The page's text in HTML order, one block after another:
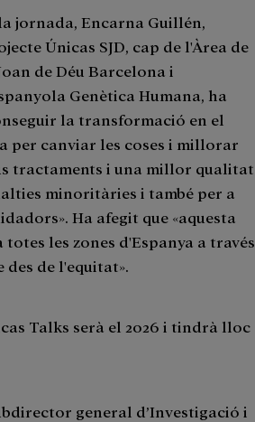
jornada, Encarna Guillén,
Únicas SJD, cap de l'Àrea de
de Déu Barcelona i
Genètica Humana, ha
la transformació en el
per canviar les coses i millorar
tractaments i una millor qualitat
minoritàries i també per a
Ha afegit que «aquesta
les zones d'Espanya a través
des de l'equitat».
Talks serà el 2026 i tindrà lloc
general d’Investigació i